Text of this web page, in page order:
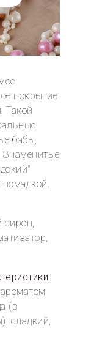
покрытие
Такой
бабы,
Знаменитые
(в
сладкий,